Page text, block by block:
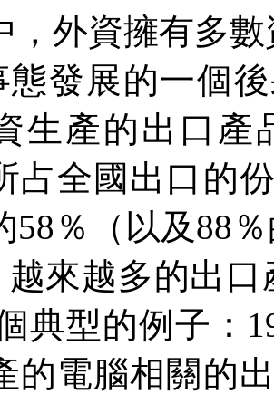
，外資擁有多
態發展的一個
生產的出口產
占全國出口的
58 ％（以及88
越來越多的出口
典型的例子：
的電腦相關的